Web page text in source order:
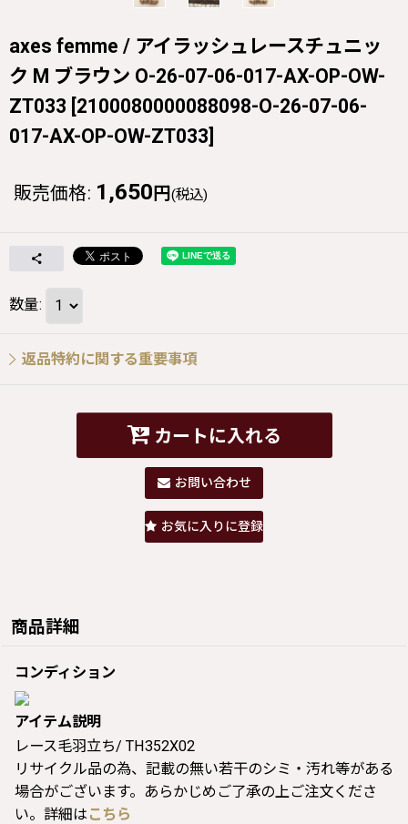
axes femme / アイラッシュレースチュニッ
ク M ブラウン O-26-07-06-017-AX-OP-OW-
ZT033 [2100080000088098-O-26-07-06-
017-AX-OP-OW-ZT033]
販売価格: 1,650 円 (税込)
数量:
返品特約に関する重要事項
カートに入れる
お問い合わせ
お気に入りに登録
商品詳細
コンディション
アイテム説明
レース毛羽立ち/ TH352X02
リサイクル品の為、記載の無い若干のシミ・汚れ等がある
場合がございます。あらかじめご了承の上ご注文くださ
い。詳細は こちら